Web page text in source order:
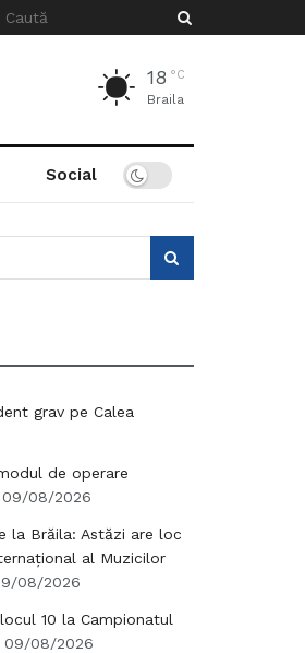
18 °C
Braila
Social
grav pe Calea
de operare
09/08/2026
la Brăila: Astăzi are loc
al Muzicilor
08/2026
10 la Campionatul
09/08/2026